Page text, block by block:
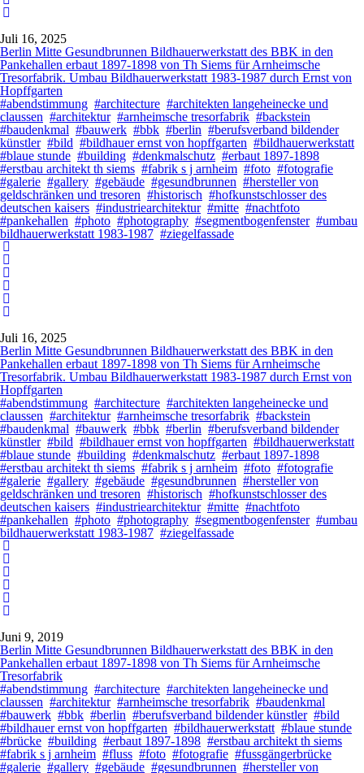
Juli 16, 2025
Berlin Mitte Gesundbrunnen Bildhauerwerkstatt des BBK in den
Pankehallen erbaut 1897-1898 von Th Siems für Arnheimsche
Tresorfabrik. Umbau Bildhauerwerkstatt 1983-1987 durch Ernst von
Hopffgarten
#abendstimmung #architecture #architekten langeheinecke und
claussen #architektur #arnheimsche tresorfabrik #backstein
#baudenkmal #bauwerk #bbk #berlin #berufsverband bildender
künstler #bild #bildhauer ernst von hopffgarten #bildhauerwerkstatt
#blaue stunde #building #denkmalschutz #erbaut 1897-1898
#erstbau architekt th siems #fabrik s j arnheim #foto #fotografie
#galerie #gallery #gebäude #gesundbrunnen #hersteller von
geldschränken und tresoren #historisch #hofkunstschlosser des
deutschen kaisers #industriearchitektur #mitte #nachtfoto
#pankehallen #photo #photography #segmentbogenfenster #umbau
bildhauerwerkstatt 1983-1987 #ziegelfassade
Juli 16, 2025
Berlin Mitte Gesundbrunnen Bildhauerwerkstatt des BBK in den
Pankehallen erbaut 1897-1898 von Th Siems für Arnheimsche
Tresorfabrik. Umbau Bildhauerwerkstatt 1983-1987 durch Ernst von
Hopffgarten
#abendstimmung #architecture #architekten langeheinecke und
claussen #architektur #arnheimsche tresorfabrik #backstein
#baudenkmal #bauwerk #bbk #berlin #berufsverband bildender
künstler #bild #bildhauer ernst von hopffgarten #bildhauerwerkstatt
#blaue stunde #building #denkmalschutz #erbaut 1897-1898
#erstbau architekt th siems #fabrik s j arnheim #foto #fotografie
#galerie #gallery #gebäude #gesundbrunnen #hersteller von
geldschränken und tresoren #historisch #hofkunstschlosser des
deutschen kaisers #industriearchitektur #mitte #nachtfoto
#pankehallen #photo #photography #segmentbogenfenster #umbau
bildhauerwerkstatt 1983-1987 #ziegelfassade
Juni 9, 2019
Berlin Mitte Gesundbrunnen Bildhauerwerkstatt des BBK in den
Pankehallen erbaut 1897-1898 von Th Siems für Arnheimsche
Tresorfabrik
#abendstimmung #architecture #architekten langeheinecke und
claussen #architektur #arnheimsche tresorfabrik #baudenkmal
#bauwerk #bbk #berlin #berufsverband bildender künstler #bild
#bildhauer ernst von hopffgarten #bildhauerwerkstatt #blaue stunde
#brücke #building #erbaut 1897-1898 #erstbau architekt th siems
#fabrik s j arnheim #fluss #foto #fotografie #fussgängerbrücke
#galerie #gallery #gebäude #gesundbrunnen #hersteller von